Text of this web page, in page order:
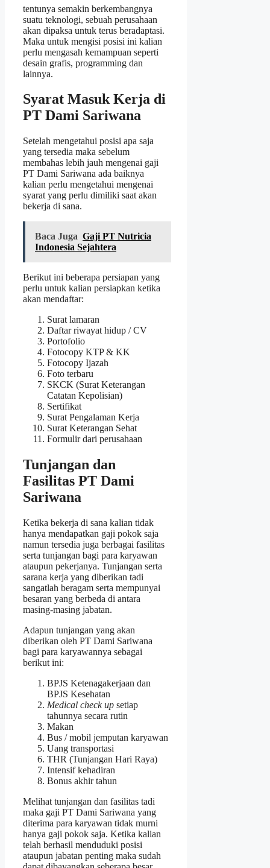
tentunya semakin berkembangnya
suatu teknologi, sebuah perusahaan
akan dipaksa untuk terus beradaptasi.
Maka untuk mengisi posisi ini kalian
perlu mengasah kemampuan seperti
desain grafis, programming dan
lainnya.
Syarat Masuk Kerja di
PT Dami Sariwana
Setelah mengetahui posisi apa saja
yang tersedia maka sebelum
membahas lebih jauh mengenai gaji
PT Dami Sariwana ada baiknya
kalian perlu mengetahui mengenai
syarat yang perlu dimiliki saat akan
bekerja di sana.
Baca Juga Gaji PT Nutricia
Indonesia Sejahtera
Berikut ini beberapa persiapan yang
perlu untuk kalian persiapkan ketika
akan mendaftar:
Surat lamaran
Daftar riwayat hidup / CV
Portofolio
Fotocopy KTP & KK
Fotocopy Ijazah
Foto terbaru
SKCK (Surat Keterangan
Catatan Kepolisian)
Sertifikat
Surat Pengalaman Kerja
Surat Keterangan Sehat
Formulir dari perusahaan
Tunjangan dan
Fasilitas PT Dami
Sariwana
Ketika bekerja di sana kalian tidak
hanya mendapatkan gaji pokok saja
namun tersedia juga berbagai fasilitas
serta tunjangan bagi para karyawan
ataupun pekerjanya. Tunjangan serta
sarana kerja yang diberikan tadi
sangatlah beragam serta mempunyai
besaran yang berbeda di antara
masing-masing jabatan.
Adapun tunjangan yang akan
diberikan oleh PT Dami Sariwana
bagi para karyawannya sebagai
berikut ini:
BPJS Ketenagakerjaan dan
BPJS Kesehatan
Medical check up setiap
tahunnya secara rutin
Makan
Bus / mobil jemputan karyawan
Uang transportasi
THR (Tunjangan Hari Raya)
Intensif kehadiran
Bonus akhir tahun
Melihat tunjangan dan fasilitas tadi
maka gaji PT Dami Sariwana yang
diterima para karyawan tidak murni
hanya gaji pokok saja. Ketika kalian
telah berhasil menduduki posisi
ataupun jabatan penting maka sudah